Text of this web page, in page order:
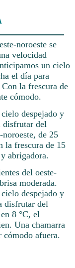
noroeste se
velocidad
un cielo
el día para
la frescura de
cómodo.
despejado y
disfrutar del
de 25
la frescura de 15
abrigadora.
del oeste-
moderada.
despejado y
disfrutar del
8 °C, el
Una chamarra
cómodo afuera.